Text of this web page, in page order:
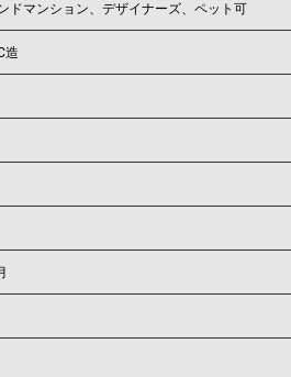
ドマンション、デザイナーズ、ペット可
造